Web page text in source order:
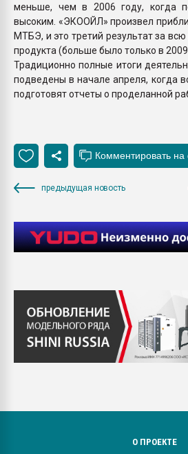
меньше, чем в 2006 году, когда
высоким. «ЭКООЙЛ» произвел
МТБЭ, и это третий результат за
продукта (больше было только в 2009
Традиционно полные итоги
подведены в начале апреля, когда
подготовят отчеты о проделанной
предыдущая новость
О ПРОЕКТЕ